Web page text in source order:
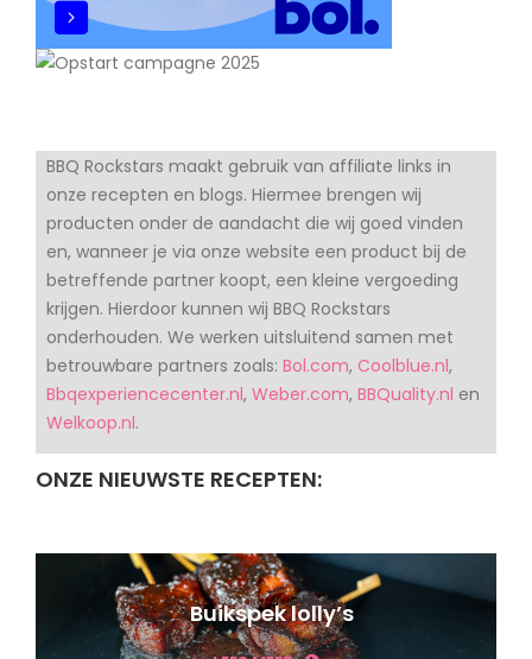
BBQ Rockstars maakt gebruik van affiliate links in
onze recepten en blogs. Hiermee brengen wij
producten onder de aandacht die wij goed vinden
en, wanneer je via onze website een product bij de
betreffende partner koopt, een kleine vergoeding
krijgen. Hierdoor kunnen wij BBQ Rockstars
onderhouden. We werken uitsluitend samen met
betrouwbare partners zoals: Bol.com, Coolblue.nl,
Bbqexperiencecenter.nl, Weber.com, BBQuality.nl en
Welkoop.nl.
ONZE NIEUWSTE RECEPTEN:
Buikspek lolly’s